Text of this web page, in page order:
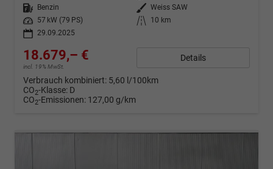
Kraftstoff
Benzin Außenfarbe Weiss SAW
Leistung
57 kW (79 PS) Kilometerstand
10 km
29.09.2025
18.679,– €
incl. 19% MwSt.
Details
Verbrauch kombiniert: 5,60 l/100km
CO2-Klasse: D
CO2-Emissionen: 127,00 g/km